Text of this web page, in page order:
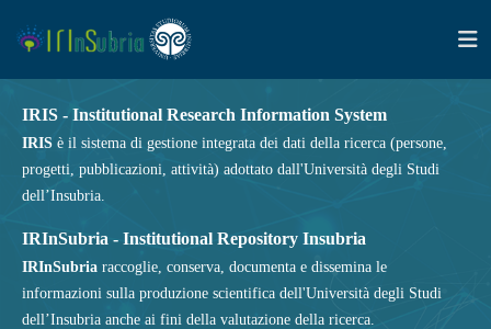
IRIS - Institutional Research Information System
IRIS è il sistema di gestione integrata dei dati della ricerca (persone,
progetti, pubblicazioni, attività) adottato dall'Università degli Studi
dell’Insubria.
IRInSubria - Institutional Repository Insubria
IRInSubria raccoglie, conserva, documenta e dissemina le
informazioni sulla produzione scientifica dell'Università degli Studi
dell’Insubria anche ai fini della valutazione della ricerca.